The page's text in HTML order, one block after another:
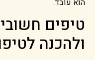
הוא עובד.
טיפים
ולהכנה